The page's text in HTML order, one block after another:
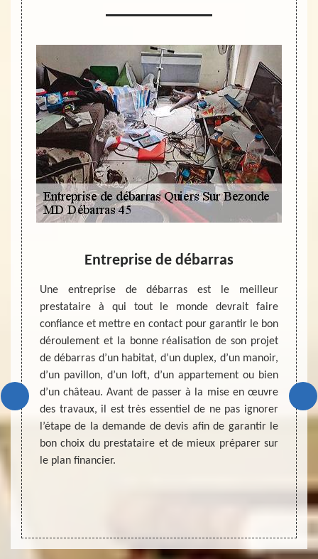
un
vous
?
une
les
état,
Les
ces
vous
Entreprise de débarras
Une entreprise de débarras est le meilleur
prestataire à qui tout le monde devrait faire
confiance et mettre en contact pour garantir le bon
déroulement et la bonne réalisation de son projet
de débarras d’un habitat, d’un duplex, d’un manoir,
d’un pavillon, d’un loft, d’un appartement ou bien
d’un château. Avant de passer à la mise en œuvre
des travaux, il est très essentiel de ne pas ignorer
l’étape de la demande de devis afin de garantir le
bon choix du prestataire et de mieux préparer sur
le plan financier.
Dans
le
leurs
de
cave
vous